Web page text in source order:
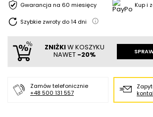
Gwarancja na 60 miesięcy Kup i
Szybkie zwroty do14 dni
ZNIŻKIW KOSZYKU
NAWET -20%
Zamów telefonicznie
+48 500 131 557